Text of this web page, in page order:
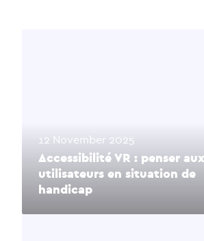
12 November 2025
Accessibilité VR : penser aux
utilisateurs en situation de
handicap